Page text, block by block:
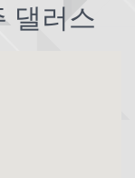
댈러스